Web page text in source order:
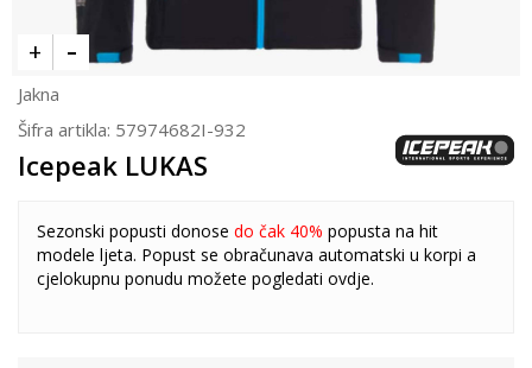
Jakna
Šifra artikla: 57974682I-932
Icepeak LUKAS
Sezonski popusti donose do čak 40% popusta na hit
modele ljeta. Popust se obračunava automatski u korpi a
cjelokupnu ponudu možete pogledati ovdje.